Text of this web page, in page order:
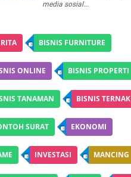
media sosial...
BISNIS FURNITURE
ONLINE BISNIS PROPERTI
TANAMAN BISNIS TERNAK
SURAT EKONOMI
INVESTASI MANCING